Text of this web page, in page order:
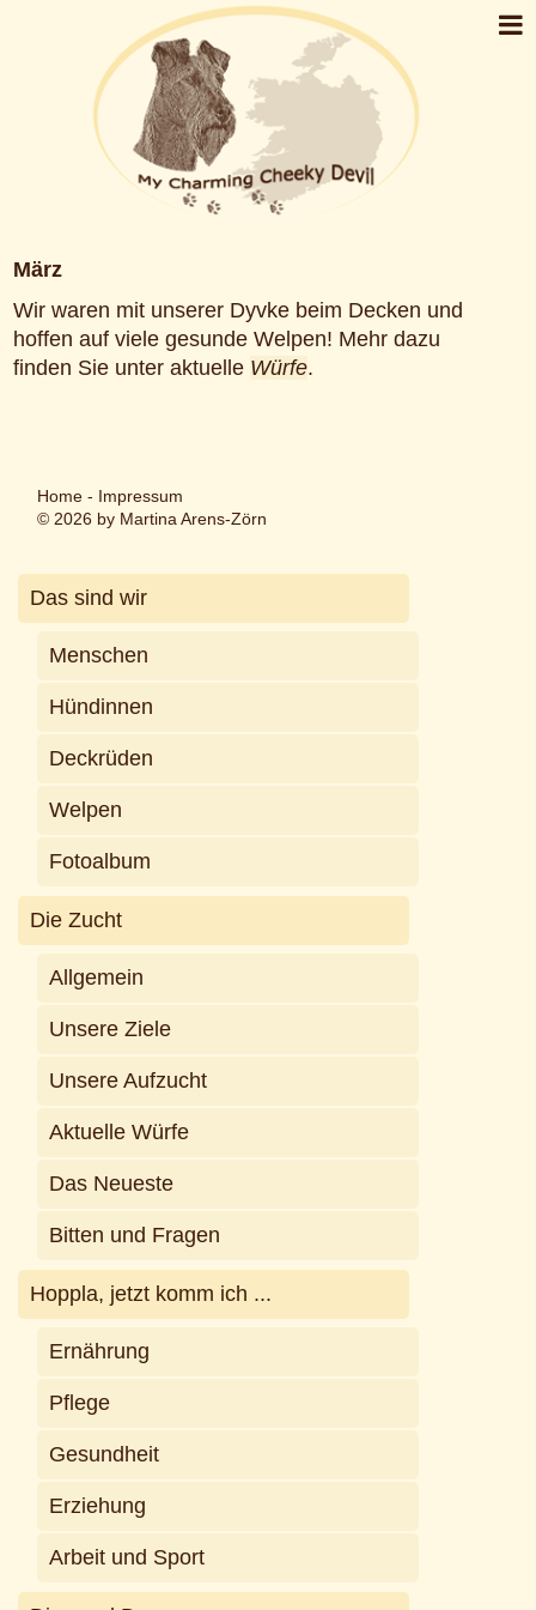
März
Wir waren mit unserer Dyvke beim Decken und
hoffen auf viele gesunde Welpen! Mehr dazu
finden Sie unter aktuelle Würfe.
Home- Impressum
© 2026 by Martina Arens-Zörn
Das sind wir
Menschen
Hündinnen
Deckrüden
Welpen
Fotoalbum
Die Zucht
Allgemein
Unsere Ziele
Unsere Aufzucht
Aktuelle Würfe
Das Neueste
Bitten und Fragen
Hoppla, jetzt komm ich ...
Ernährung
Pflege
Gesundheit
Erziehung
Arbeit und Sport